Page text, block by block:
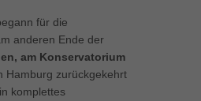
für die
anderen Ende der
am Konservatorium
Hamburg zurückgekehrt
komplettes
Social-Media-Plattformen werden
von externen Medien akzeptiert